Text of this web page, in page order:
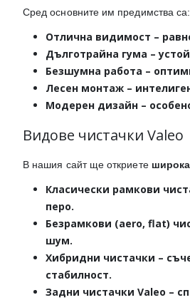
Сред основните им предимства са:
Отлична видимост –
Дълготрайна гума –
Безшумна работа –
Лесен монтаж –
Модерен дизайн –
Видове чистачки Valeo
В нашия сайт ще откриете широка
Класически рамкови
перо.
Безрамкови (aero, flat)
шум.
Хибридни чистачки –
стабилност.
Задни чистачки Valeo –